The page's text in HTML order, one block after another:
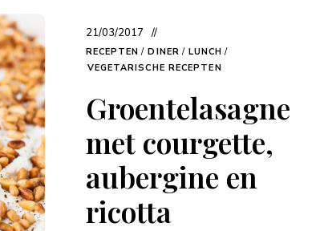
21/03/2017
RECEPTEN / DINER / LUNCH /
VEGETARISCHE RECEPTEN
Groentelasagne
met courgette,
aubergine en
ricotta